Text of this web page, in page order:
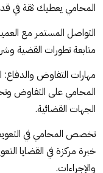
المحامي يعطيك ثقة في
التواصل المستمر مع
متابعة تطورات القضية
مهارات التفاوض
المحامي على التفاوض
الجهات القضائية.
تخصص المحامي في
خبرة مركزة في القضايا
والإجراءات.